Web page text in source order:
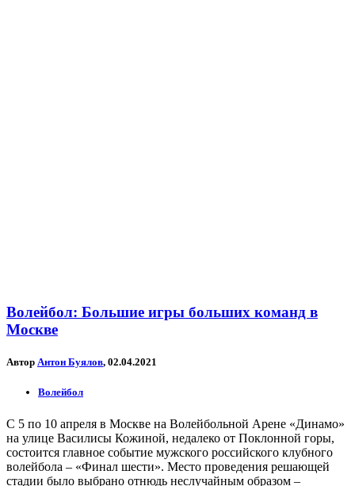
Волейбол: Большие игры больших команд в
Москве
Автор Антон Буялов, 02.04.2021
Волейбол
С 5 по 10 апреля в Москве на Волейбольной Арене «Динамо»
на улице Василисы Кожиной, недалеко от Поклонной горы,
состоится главное событие мужского российского клубного
волейбола – «Финал шести». Место проведения решающей
стадии было выбрано отнюдь неслучайным образом –